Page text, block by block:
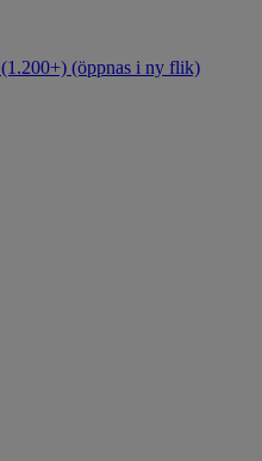
(1.200+) (öppnas i ny flik)